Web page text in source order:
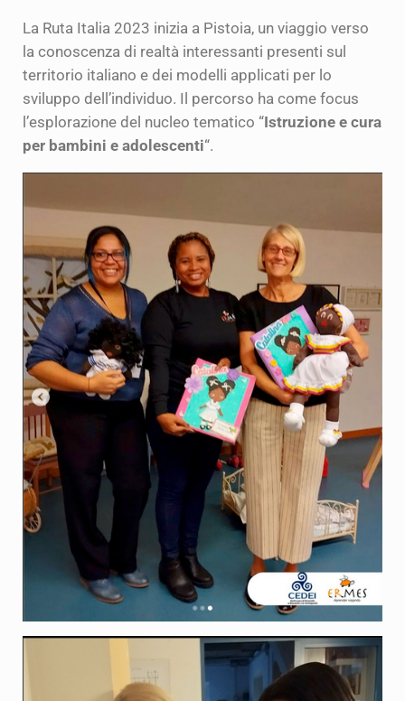
La Ruta Italia 2023 inizia a Pistoia, un viaggio verso
la conoscenza di realtà interessanti presenti sul
territorio italiano e dei modelli applicati per lo
sviluppo dell’individuo. Il percorso ha come focus
l’esplorazione del nucleo tematico “Istruzione e cura
per bambini e adolescenti“.